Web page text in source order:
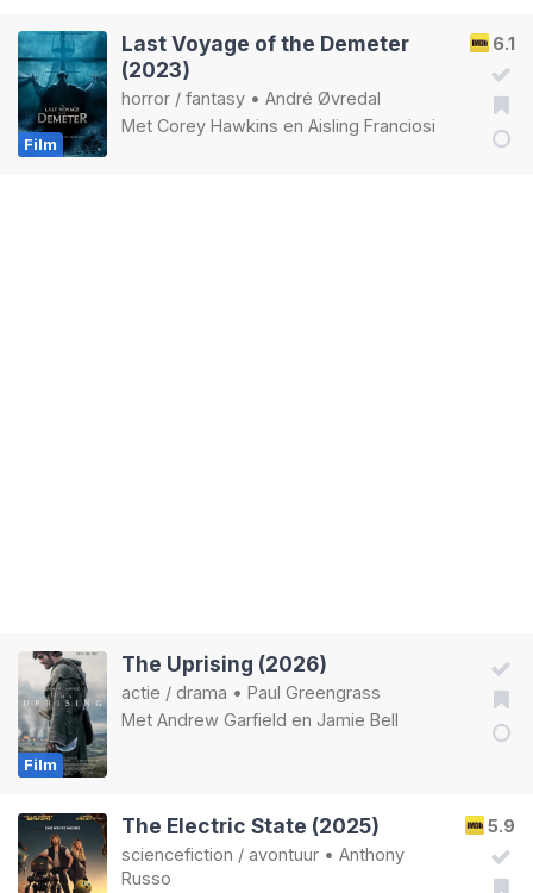
Film
6.1
Last Voyage of the Demeter
(2023)
horror / fantasy • André Øvredal
Met Corey Hawkins en Aisling Franciosi
Film
The Uprising (2026)
actie / drama • Paul Greengrass
Met Andrew Garfield en Jamie Bell
5.9
The Electric State (2025)
sciencefiction / avontuur • Anthony
Russo